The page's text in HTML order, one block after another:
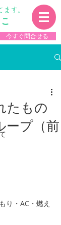
す。
今すぐ問合せる
り・AC・燃え
たもの
プ（前